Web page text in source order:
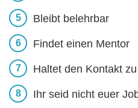
Bleibt belehrbar
Findet einen Mentor
Haltet den Kontakt
Ihr seid nicht euer